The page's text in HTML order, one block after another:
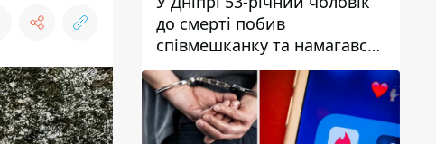
до смерті побив
співмешканку та намагався
приховати злочин: деталі